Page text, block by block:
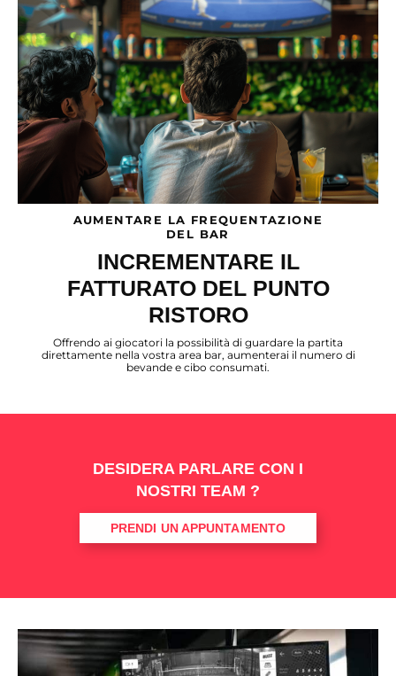
AUMENTARE LA FREQUENTAZIONE
DEL BAR
INCREMENTARE IL
FATTURATO DEL PUNTO
RISTORO
Offrendo ai giocatori la possibilità di guardare la partita
direttamente nella vostra area bar, aumenterai il numero di
bevande e cibo consumati.
DESIDERA PARLARE CON I
NOSTRI TEAM ?
PRENDI UN APPUNTAMENTO